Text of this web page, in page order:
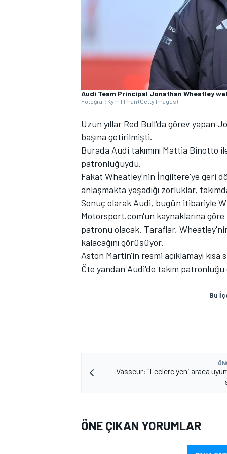
WRC
Audi Team Principal Jonathan Wheatley
Fotoğraf: Kym Illman (Getty Images)
Uzun yıllar Red Bull'da görev yapan
başına getirilmişti.
Burada Audi takımını Mattia Binotto
patronluğuydu.
Fakat Wheatley'nin İngiltere'ye geri
anlaşmakta yaşadığı zorluklar,
Sonuç olarak Audi, bugün itibariyle
Motorsport.com'un kaynaklarına
patronu olacak. Taraflar,
kalacağını görüşüyor.
Aston Martin'in resmi açıklamayı
Öte yandan Audi'de takım
Bu
Vasseur: "Leclerc yeni araca
ÖNE ÇIKAN YORUMLAR